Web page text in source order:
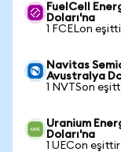
FuelCell
Doları'na
1 FCELon
Navitas
Avustralya
1 NVTSon
Uranium
Doları'na
1 UECon eşittir